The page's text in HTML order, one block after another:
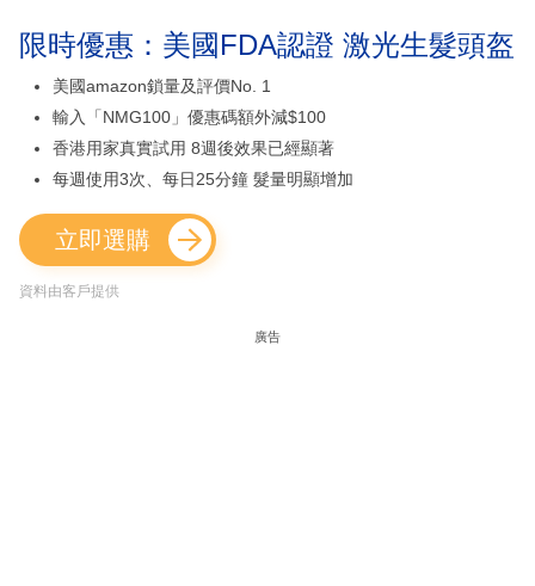
限時優惠：美國FDA認證 激光生髮頭盔
美國amazon鎖量及評價No. 1
輸入「NMG100」優惠碼額外減$100
香港用家真實試用 8週後效果已經顯著
每週使用3次、每日25分鐘 髮量明顯增加
立即選購
資料由客戶提供
廣告